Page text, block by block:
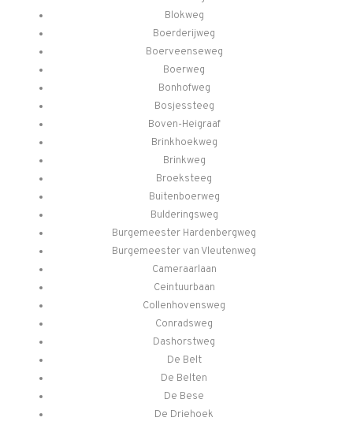
Blokweg
Boerderijweg
Boerveenseweg
Boerweg
Bonhofweg
Bosjessteeg
Boven-Heigraaf
Brinkhoekweg
Brinkweg
Broeksteeg
Buitenboerweg
Bulderingsweg
Burgemeester Hardenbergweg
Burgemeester van Vleutenweg
Cameraarlaan
Ceintuurbaan
Collenhovensweg
Conradsweg
Dashorstweg
De Belt
De Belten
De Bese
De Driehoek